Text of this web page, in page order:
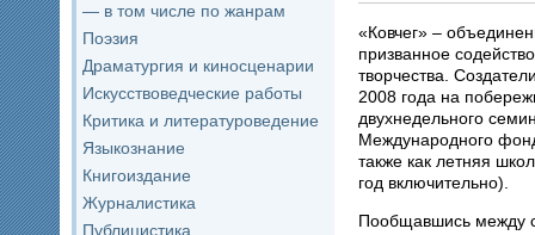
— в том числе по жанрам
Поэзия
Драматургия и киносценарии
Искусствоведческие работы
Критика и литературоведение
Языкознание
Книгоиздание
Журналистика
Публицистика
«Ковчег» –
призванное
творчества.
2008 года на
двухнедельного
Международного
также как летняя
год включительно).
Пообщавшись между